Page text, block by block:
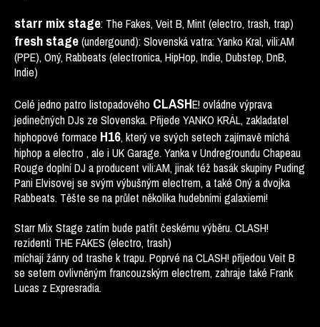
starr mix stage: The Fakes, Veit B, Mint (electro, trash, trap)
fresh stage(undergound): Slovenská vatra: Yanko Kral, vili:AM
(PPE), Oný, Rabbeats (electronica, HipHop, Indie, Dubstep, DnB,
Indie)
Celé jedno patro listopadového CLASHE! ovládne výprava
jedinečných DJs ze Slovenska. Přijede YANKO KRÁL, zakladatel
hiphopové formace H16, který ve svých setech zajímavě míchá
hiphop a electro , ale i UK Garage. Yanka v Undregroundu Chapeau
Rouge doplní DJ a producent vili:AM, jinak též basák skupiny Puding
Pani Elvisovej se svým výbušným electrem, a také Oný a dvojka
Rabbeats. Těšte se na průlet několika hudebními galaxiemi!
Starr Mix Stage zatím bude patřit českému výběru. CLASH!
rezidenti THE FAKES (electro, trash)
míchají žánry od trashe k trapu. Poprvé na CLASH! přijedou Veit B
se setem ovlivněným francouzským electrem, zahraje také Frank
Lucas z Expresradia.